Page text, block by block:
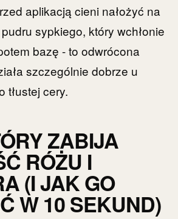
aplikacją cieni nałożyć na
sypkiego, który wchłonie
bazę - to odwrócona
szczególnie dobrze u
tłustej cery.
ZABIJA
RÓŻU I
(I JAK GO
W 10 SEKUND)